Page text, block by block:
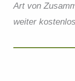
Art von
weiter